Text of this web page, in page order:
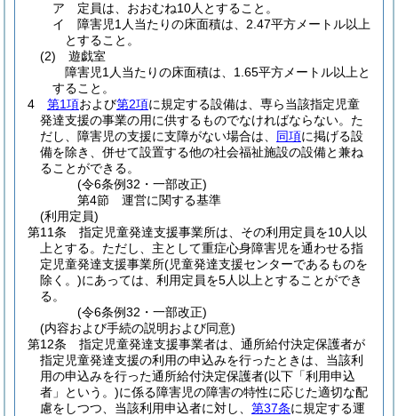
ア
定員は、おおむね10人とすること。
イ
障害児1人当たりの床面積は、2.47平方メートル以上
とすること。
(2)
遊戯室
障害児1人当たりの床面積は、1.65平方メートル以上と
すること。
4
第1項および第2項に規定する設備は、専ら当該指定児童
発達支援の事業の用に供するものでなければならない。 た
だし、障害児の支援に支障がない場合は、 同項に掲げる設
備を除き、併せて設置する他の社会福祉施設の設備と兼ね
ることができる。
(令6条例32・一部改正)
第4節
運営に関する基準
(利用定員)
第11条
指定児童発達支援事業所は、その利用定員を10人以
上とする。 ただし、主として重症心身障害児を通わせる指
定児童発達支援事業所(児童発達支援センターであるものを
除く。)にあっては、利用定員を5人以上とすることができ
る。
(令6条例32・一部改正)
(内容および手続の説明および同意)
第12条
指定児童発達支援事業者は、通所給付決定保護者が
指定児童発達支援の利用の申込みを行ったときは、当該利
用の申込みを行った通所給付決定保護者(以下「利用申込
者」という。)に係る障害児の障害の特性に応じた適切な配
慮をしつつ、当該利用申込者に対し、 第37条に規定する運